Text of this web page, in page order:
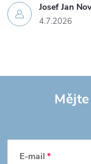
Josef Jan
4.7.2026
E-mail